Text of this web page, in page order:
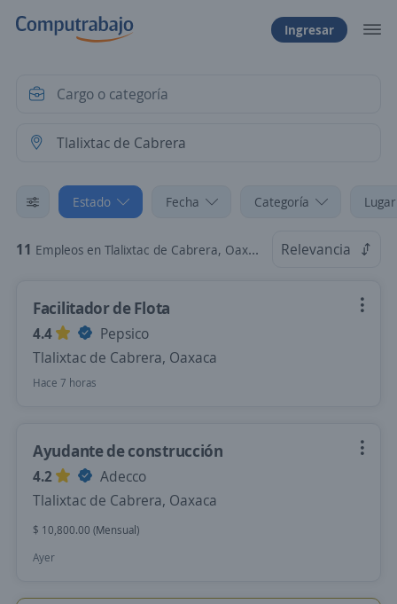
Ingresar
Estado Fecha Categoría
11 Empleos en Tlalixtac de Cabrera, Oaxaca Relevancia
Facilitador de Flota
4.4
Pepsico
Tlalixtac de Cabrera, Oaxaca
Hace 7 horas
Ayudante de construcción
4.2
Adecco
Tlalixtac de Cabrera, Oaxaca
$ 10,800.00 (Mensual)
Ayer